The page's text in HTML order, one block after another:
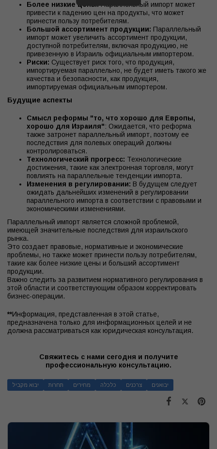
Более низкие цены:Параллельный импорт может
привести к падению цен на продукты, что может
принести пользу потребителям.
Большой ассортимент продукции: Параллельный
импорт может увеличить ассортимент продукции,
доступной потребителям, включая продукцию, не
привезенную в Израиль официальным импортером.
Риски: Существует риск того, что продукция,
импортируемая параллельно, не будет иметь такого же
качества и безопасности, как продукция,
импортируемая официальным импортером.
Будущие аспекты
Смысл реформы "то, что хорошо для Европы,
хорошо для Израиля": Ожидается, что реформа
также затронет параллельный импорт, поэтому ее
последствия для полевых операций должны
контролироваться.
Технологический прогресс: Технологические
достижения, такие как электронная торговля, могут
повлиять на параллельные тенденции импорта.
Изменения в регулировании: В будущем следует
ожидать дальнейших изменений в регулировании
параллельного импорта в соответствии с правовыми и
экономическими изменениями.
Параллельный импорт является сложной проблемой,
имеющей значительные последствия для израильского
рынка.
Это создает правовые, нормативные и экономические
проблемы, но также может принести пользу потребителям,
такие как более низкие цены и больший ассортимент
продукции.
Важно следить за развитием нормативного регулирования в
этой области и соответствующим образом корректировать
бизнес-операции.
**Информация, представленная в этой статье,
предназначена только для информационных целей и не
должна рассматриваться как юридическая консультация.
Свяжитесь с нами сегодня и получите
профессиональную консультацию.
יבוא מקביל תחרות מחירים כלכלה צרכנים יבואנים